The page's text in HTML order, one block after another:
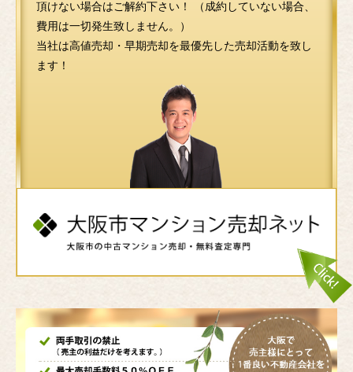
頂けない場合はご解約下さい！ （成約していない場合、
費用は一切発生致しません。）
当社は高値売却・早期売却を最優先した売却活動を致し
ます！